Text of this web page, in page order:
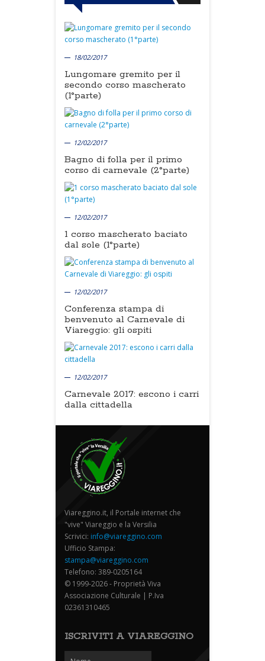
18/02/2017
Lungomare gremito per il
secondo corso mascherato
(1°parte)
12/02/2017
Bagno di folla per il primo
corso di carnevale (2°parte)
12/02/2017
1 corso mascherato baciato
dal sole (1°parte)
12/02/2017
Conferenza stampa di
benvenuto al Carnevale di
Viareggio: gli ospiti
12/02/2017
Carnevale 2017: escono i carri
dalla cittadella
Viareggino.it, il Portale internet che
"vive" Viareggio e la Versilia
Scrivici: info@viareggino.com
Ufficio Stampa:
stampa@viareggino.com
Telefono: 389-0205164
© 1999-2026 - Proprietà Viva
Associazione Culturale | P.Iva
02361310465
ISCRIVITI A VIAREGGINO